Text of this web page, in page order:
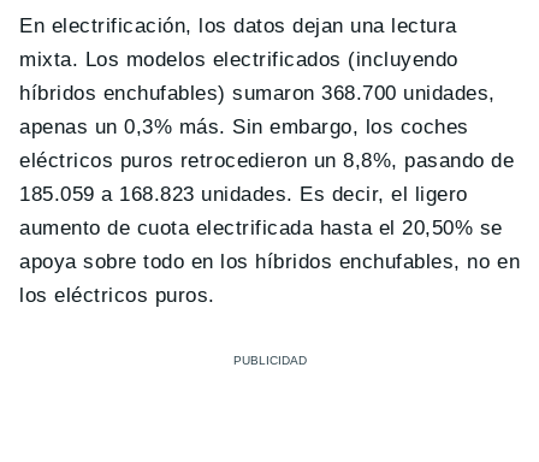
En electrificación, los datos dejan una lectura
mixta. Los modelos electrificados (incluyendo
híbridos enchufables) sumaron 368.700 unidades,
apenas un 0,3% más. Sin embargo, los coches
eléctricos puros retrocedieron un 8,8%, pasando de
185.059 a 168.823 unidades. Es decir, el ligero
aumento de cuota electrificada hasta el 20,50% se
apoya sobre todo en los híbridos enchufables, no en
los eléctricos puros.